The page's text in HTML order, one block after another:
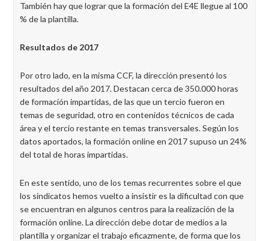
También hay que lograr que la formación del E4E llegue al 100
% de la plantilla.
Resultados de 2017
Por otro lado, en la misma CCF, la dirección presentó los
resultados del año 2017. Destacan cerca de 350.000 horas
de formación impartidas, de las que un tercio fueron en
temas de seguridad, otro en contenidos técnicos de cada
área y el tercio restante en temas transversales. Según los
datos aportados, la formación online en 2017 supuso un 24%
del total de horas impartidas.
En este sentido, uno de los temas recurrentes sobre el que
los sindicatos hemos vuelto a insistir es la dificultad con que
se encuentran en algunos centros para la realización de la
formación online. La dirección debe dotar de medios a la
plantilla y organizar el trabajo eficazmente, de forma que los